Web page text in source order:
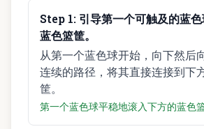
Step 1: 引导第一个可触及的蓝
蓝色篮筐。
从第一个蓝色球开始，向下然后
连续的路径，将其直接连接到下
筐。
第一个蓝色球平稳地滚入下方的蓝色篮